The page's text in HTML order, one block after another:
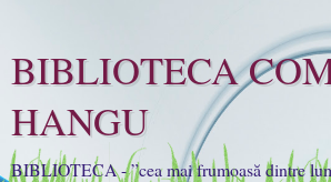
BIBLIOTECA
HANGU
BIBLIOTECA - ”cea mai frumoasă dintre